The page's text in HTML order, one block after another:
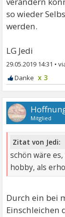
so wieder
werden.
LG Jedi
29.05.2019 14:31 •
x 3
Mitglied
Zitat von Jedi:
schön wäre
hobby, als
Durch ein bei
Einschleichen